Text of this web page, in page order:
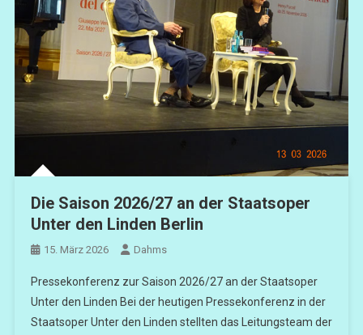
Die Saison 2026/27 an der Staatsoper
Unter den Linden Berlin
15. März 2026 Dahms
Pressekonferenz zur Saison 2026/27 an der Staatsoper
Unter den Linden Bei der heutigen Pressekonferenz in der
Staatsoper Unter den Linden stellten das Leitungsteam der